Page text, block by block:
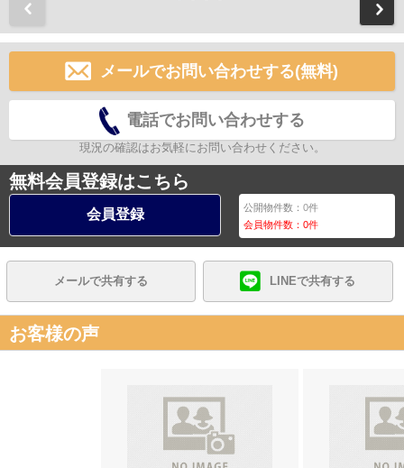
メールでお問い合わせする(無料)
電話でお問い合わせする
現況の確認はお気軽にお問い合わせください。
無料会員登録はこちら
会員登録 公開物件数：0件
会員物件数：0件
メールで共有する LINEで共有する
お客様の声